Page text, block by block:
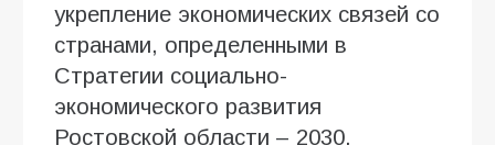
укрепление экономических связей со
странами, определенными в
Стратегии социально-
экономического развития
Ростовской области – 2030.